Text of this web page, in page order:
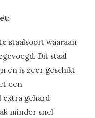
staalsoort waaraan
Dit staal
en is zeer geschikt
een
extra gehard
minder snel